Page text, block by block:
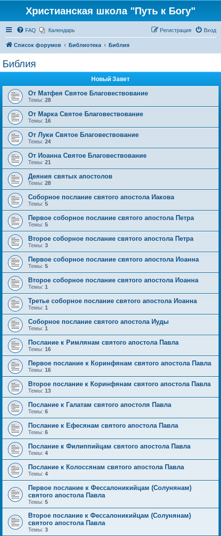
Христианская школа "Путь к Богу"
FAQ Календарь Вход
Регистрация
Список форумов Библиотека Библия
Библия
Новый Завет
От Матфея Святое Благовествование
Темы: 28
От Марка Святое Благовествование
Темы: 16
От Луки Святое Благовествование
Темы: 24
От Иоанна Святое Благовествование
Темы: 21
Деяния святых апостолов
Темы: 28
Соборное послание святого апостола Иакова
Темы: 5
Первое соборное послание святого апостола Петра
Темы: 5
Второе соборное послание святого апостола Петра
Темы: 3
Первое соборное послание святого апостола Иоанна
Темы: 5
Второе соборное послание святого апостола Иоанна
Темы: 1
Третье соборное послание святого апостола Иоанна
Темы: 1
Соборное послание святого апостола Иуды
Темы: 1
Послание к Римлянам святого апостола Павла
Темы: 16
Первое послание к Коринфянам святого апостола Павла
Темы: 16
Второе послание к Коринфянам святого апостола Павла
Темы: 13
Послание к Галатам святого апостоля Павла
Темы: 6
Послание к Ефесянам святого апостола Павла
Темы: 6
Послание к Филиппийцам святого апостола Павла
Темы: 4
Послание к Колоссянам святого апостола Павла
Темы: 4
Первое послание к Фессалоникийцам (Солунянам)
святого апостола Павла
Темы: 5
Второе послание к Фессалоникийцам (Солунянам)
святого апостола Павла
Темы: 3